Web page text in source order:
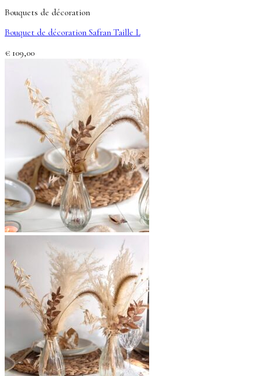
Bouquets de décoration
Bouquet de décoration Safran Taille L
€ 109,00